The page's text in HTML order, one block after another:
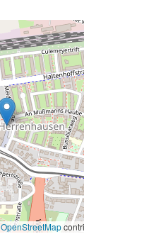
OpenStreetMapcontributors